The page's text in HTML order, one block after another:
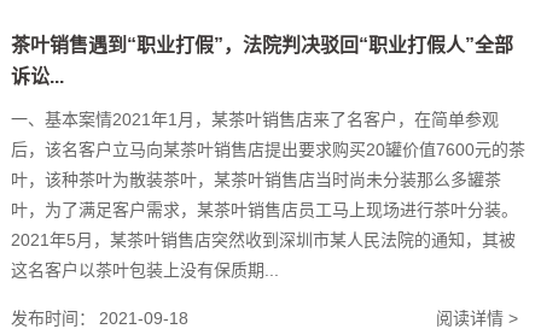
茶叶销售遇到“职业打假”，法院判决驳回“职业打假人”全部
诉讼...
一、基本案情2021年1月，某茶叶销售店来了名客户，在简单参观
后，该名客户立马向某茶叶销售店提出要求购买20罐价值7600元的茶
叶，该种茶叶为散装茶叶，某茶叶销售店当时尚未分装那么多罐茶
叶，为了满足客户需求，某茶叶销售店员工马上现场进行茶叶分装。
2021年5月，某茶叶销售店突然收到深圳市某人民法院的通知，其被
这名客户以茶叶包装上没有保质期...
发布时间： 2021-09-18 阅读详情 >